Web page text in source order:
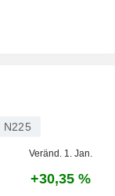
N225
Veränd. 1. Jan.
+30,35 %